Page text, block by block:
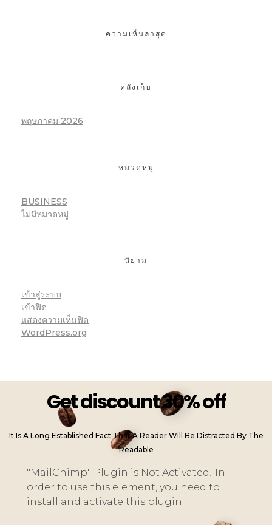
ความเห็นล่าสุด
คลังเก็บ
พฤษภาคม 2026
หมวดหมู่
BUSINESS
ไม่มีหมวดหมู่
นิยาม
เข้าสู่ระบบ
เข้าฟีด
แสดงความเห็นฟีด
WordPress.org
Get discount 30% off
It Is A Long Established Fact That A Reader Will Be Distracted By The
Readable
"MailChimp" Plugin is Not Activated! In
order to use this element, you need to
install and activate this plugin.